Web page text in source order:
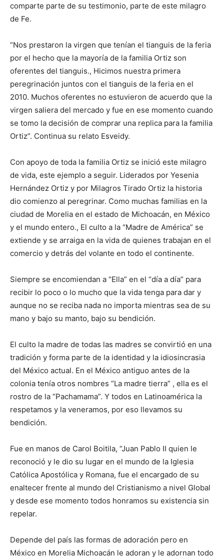
comparte parte de su testimonio, parte de este milagro
de Fe.
“Nos prestaron la virgen que tenían el tianguis de la feria
por el hecho que la mayoría de la familia Ortiz son
oferentes del tianguis., Hicimos nuestra primera
peregrinación juntos con el tianguis de la feria en el
2010. Muchos oferentes no estuvieron de acuerdo que la
virgen saliera del mercado y fue en ese momento cuando
se tomo la decisión de comprar una replica para la familia
Ortiz”. Continua su relato Esveidy.
Con apoyo de toda la familia Ortiz se inició este milagro
de vida, este ejemplo a seguir. Liderados por Yesenia
Hernández Ortiz y por Milagros Tirado Ortiz la historia
dio comienzo al peregrinar. Como muchas familias en la
ciudad de Morelia en el estado de Michoacán, en México
y el mundo entero., El culto a la “Madre de América” se
extiende y se arraiga en la vida de quienes trabajan en el
comercio y detrás del volante en todo el continente.
Siempre se encomiendan a “Ella” en el “día a día” para
recibir lo poco o lo mucho que la vida tenga para dar y
aunque no se reciba nada no importa mientras sea de su
mano y bajo su manto, bajo su bendición.
El culto la madre de todas las madres se convirtió en una
tradición y forma parte de la identidad y la idiosincrasia
del México actual. En el México antiguo antes de la
colonia tenía otros nombres “La madre tierra” , ella es el
rostro de la “Pachamama”. Y todos en Latinoamérica la
respetamos y la veneramos, por eso llevamos su
bendición.
Fue en manos de Carol Boitila, “Juan Pablo II quien le
reconoció y le dio su lugar en el mundo de la Iglesia
Católica Apostólica y Romana, fue el encargado de su
enaltecer frente al mundo del Cristianismo a nivel Global
y desde ese momento todos honramos su existencia sin
repelar.
Depende del país las formas de adoración pero en
México en Morelia Michoacán le adoran y le adornan todo